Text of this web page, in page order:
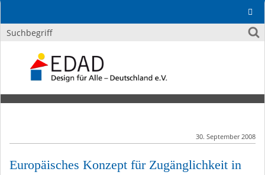
30. September 2008
Europäisches Konzept für Zugänglichkeit in